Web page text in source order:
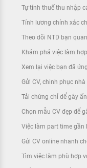
Tự tính thuế thu nhập
Tính lương chính xác
Theo dõi NTD bạn
Khám phá việc làm
Xem lại việc bạn đã
Gửi CV, chinh phục
Tải chứng chỉ để gây
Chọn mẫu CV đẹp để
Việc làm part time gần
Gửi CV online nhanh
Tìm việc làm phù hợp